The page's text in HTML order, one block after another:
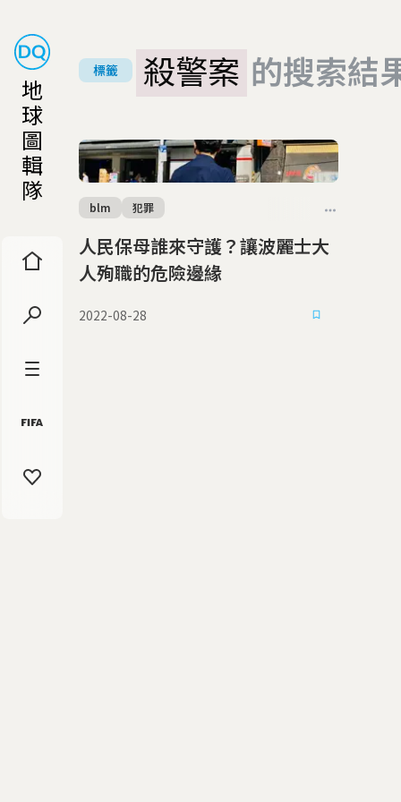
地
球
圖
輯
隊
標籤 殺警案 的搜索結
人民保母誰來守護？讓波麗士大
人殉職的危險邊緣
blm 犯罪
2022-08-28